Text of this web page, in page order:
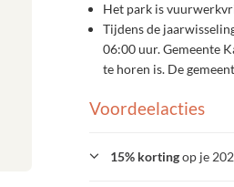
Het park is
Tijdens de
06:00 uur. Gemeente
te horen is. De
Voordeelacties
15% kortingop je